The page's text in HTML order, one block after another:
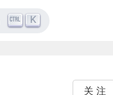
K
关 注